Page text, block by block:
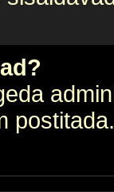
postitada.